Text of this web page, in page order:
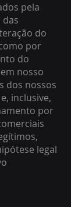
pela
das
do
por
do
nosso
dos nossos
inclusive,
por
legal